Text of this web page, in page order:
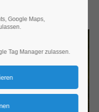
Google Maps,
Tag Manager zulassen.